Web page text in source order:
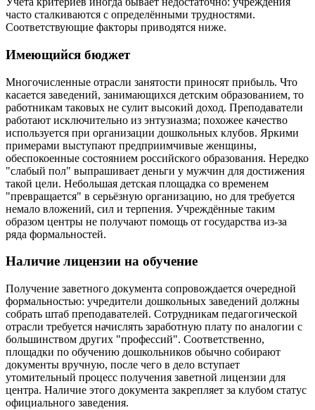
часто сталкиваются с определёнными трудностями.
Соответствующие факторы приводятся ниже.
Имеющийся бюджет
Многочисленные отрасли занятости приносят прибыль. Что
касается заведений, занимающихся детским образованием, то
работникам таковых не сулит высокий доход. Преподаватели
работают исключительно из энтузиазма; похожее качество
используется при организации дошкольных клубов. Яркими
примерами выступают предприимчивые женщины,
обеспокоенные состоянием российского образования. Нередко
"слабый пол" выпрашивает деньги у мужчин для достижения
такой цели. Небольшая детская площадка со временем
"превращается" в серьёзную организацию, но для требуется
немало вложений, сил и терпения. Учреждённые таким
образом центры не получают помощь от государства из-за
ряда формальностей.
Наличие лицензии на обучение
Получение заветного документа сопровождается очередной
формальностью: учредители дошкольных заведений должны
собрать штаб преподавателей. Сотрудникам педагогической
отрасли требуется начислять заработную плату по аналогии с
большинством других "профессий". Соответственно,
площадки по обучению дошкольников обычно собирают
документы вручную, после чего в дело вступает
утомительный процесс получения заветной лицензии для
центра. Наличие этого документа закрепляет за клубом статус
официального заведения.